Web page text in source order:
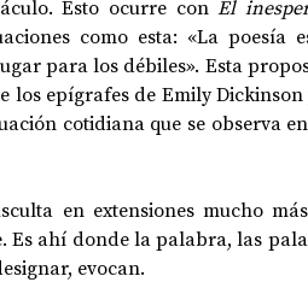
OPINIÓN 50 AÑOS DEL GOLPE
Esto ocurre con El
como esta: «La poesía
para los débiles». Esta
los epígrafes de Emily
cotidiana que se observa
en extensiones mucho
Es ahí donde la palabra, las
evocan.